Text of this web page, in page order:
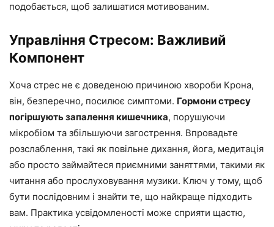
подобається, щоб залишатися мотивованим.
Управління Стресом: Важливий
Компонент
Хоча стрес не є доведеною причиною хвороби Крона,
він, безперечно, посилює симптоми. Гормони стресу
погіршують запалення кишечника, порушуючи
мікробіом та збільшуючи загострення. Впровадьте
розслаблення, такі як повільне дихання, йога, медитація
або просто займайтеся приємними заняттями, такими як
читання або прослуховування музики. Ключ у тому, щоб
бути послідовним і знайти те, що найкраще підходить
вам. Практика усвідомленості може сприяти щастю,